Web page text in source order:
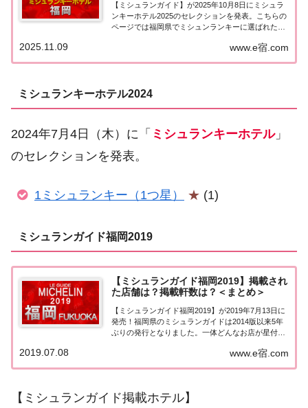
【ミシュランガイド】が2025年10月8日にミシュラ
ンキーホテル2025のセレクションを発表。こちらの
ページでは福岡県でミシュンランキーに選ばれた宿
ンキー2025「福岡県」の宿泊施設福岡県で「ミシュ
www.e宿.com
2025.11.09
ミシュランキーホテル2024
2024年7月4日（木）に「 ミシュランキーホテル」
のセレクションを発表。
1ミシュランキー（1つ星） ★ (1)
ミシュランガイド福岡2019
【ミシュランガイド福岡2019】掲載され
た店舗は？掲載軒数は？＜まとめ＞
【ミシュランガイド福岡2019】が2019年7月13日に
発売！福岡県のミシュランガイドは2014版以来5年
ぶりの発行となりました。一体どんなお店が星付き
得したお店やミシュラン掲載軒数、星の内訳、特徴
www.e宿.com
2019.07.08
【ミシュランガイド掲載ホテル】